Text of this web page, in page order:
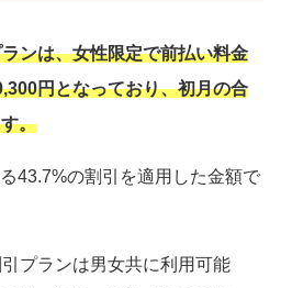
ンは、女性限定で前払い料金
円となっており、初月の合
。
43.7%の割引を適用した金額で
プランは男女共に利用可能